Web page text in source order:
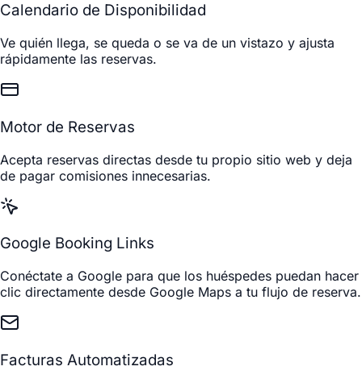
Calendario de Disponibilidad
Ve quién llega, se queda o se va de un vistazo y ajusta
rápidamente las reservas.
Motor de Reservas
Acepta reservas directas desde tu propio sitio web y deja
de pagar comisiones innecesarias.
Google Booking Links
Conéctate a Google para que los huéspedes puedan hacer
clic directamente desde Google Maps a tu flujo de reserva.
Facturas Automatizadas